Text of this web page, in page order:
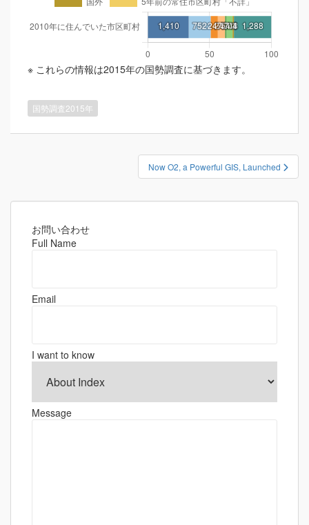
※ これらの情報は2015年の国勢調査に基づきます。
国勢調査2015年
ナ
Now O2, a Powerful GIS, Launched
お問い合わせ
Full Name
Email
I want to know
Message